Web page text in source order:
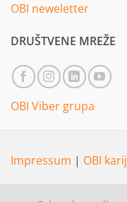
OBI neweletter
DRUŠTVENE MREŽE
OBI Viber grupa
Impressum | OBI